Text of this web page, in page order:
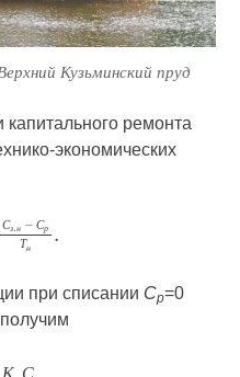
Кузьминский пруд
капитального ремонта
экономических
н
при списании Ср=0